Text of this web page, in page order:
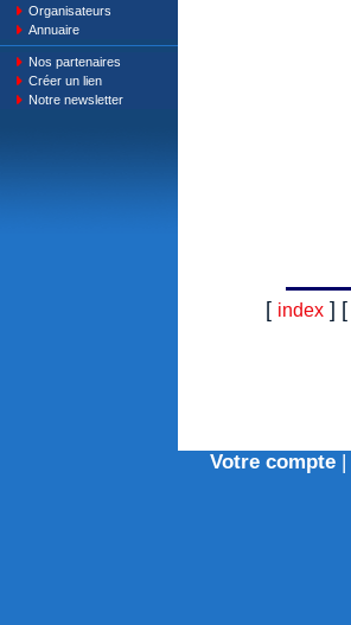
Organisateurs
Annuaire
Nos partenaires
Créer un lien
Notre newsletter
[ index] [
Votre compte|